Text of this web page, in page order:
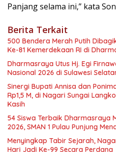
Panjang selama ini,” kata
Berita Terkait
500 Bendera Merah Putih
Ke-81 Kemerdekaan RI di
Dharmasraya Utus Hj. Egi
Nasional 2026 di Sulawesi
Sinergi Bupati Annisa dan
Rp1,5 M, di Nagari Sungai
Kasih
54 Siswa Terbaik Dharmasraya
2026, SMAN 1 Pulau Punjung
Menyingkap Tabir Sejarah,
Hari Jadi Ke-99 Secara Perdana